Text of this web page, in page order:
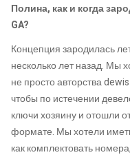
Полина, как и когда
GA?
Концепция зародилась
несколько лет назад. Мы
не просто авторства
чтобы по истечении
ключи хозяину и отошли
формате. Мы хотели
как комплектовать